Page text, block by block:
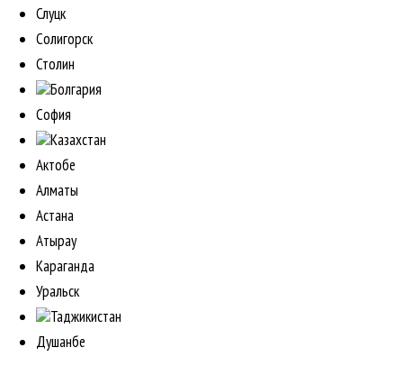
Слуцк
Солигорск
Столин
Болгария
София
Казахстан
Актобе
Алматы
Астана
Атырау
Караганда
Уральск
Таджикистан
Душанбе